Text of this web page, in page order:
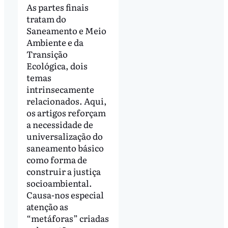
As partes finais
tratam do
Saneamento e Meio
Ambiente e da
Transição
Ecológica, dois
temas
intrinsecamente
relacionados. Aqui,
os artigos reforçam
a necessidade de
universalização do
saneamento básico
como forma de
construir a justiça
socioambiental.
Causa-nos especial
atenção as
“metáforas” criadas